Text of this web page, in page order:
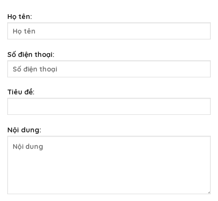
Họ tên:
Số điện thoại:
Tiêu đề:
Nội dung: